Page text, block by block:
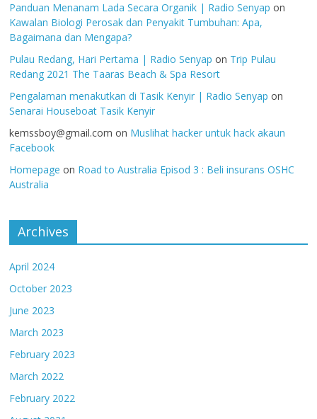
Panduan Menanam Lada Secara Organik | Radio Senyap on
Kawalan Biologi Perosak dan Penyakit Tumbuhan: Apa,
Bagaimana dan Mengapa?
Pulau Redang, Hari Pertama | Radio Senyap on Trip Pulau
Redang 2021 The Taaras Beach & Spa Resort
Pengalaman menakutkan di Tasik Kenyir | Radio Senyap on
Senarai Houseboat Tasik Kenyir
kemssboy@gmail.com on Muslihat hacker untuk hack akaun
Facebook
Homepage on Road to Australia Episod 3 : Beli insurans OSHC
Australia
Archives
April 2024
October 2023
June 2023
March 2023
February 2023
March 2022
February 2022